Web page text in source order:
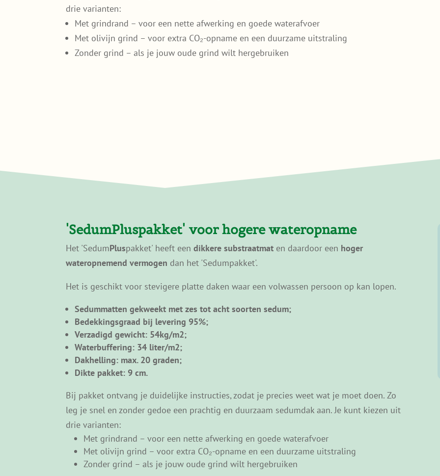
drie varianten:
Met grindrand – voor een nette afwerking en goede waterafvoer
Met olivijn grind – voor extra CO₂-opname en een duurzame uitstraling
Zonder grind – als je jouw oude grind wilt hergebruiken
'SedumPluspakket' voor hogere wateropname
wateropnemend vermogendan het 'Sedumpakket'.
Het is geschikt voor stevigere platte daken waar een volwassen persoon op kan lopen.
Sedummatten gekweekt met zes tot acht soorten sedum;
Bedekkingsgraad bij levering 95%;
Verzadigd gewicht: 54kg/m2;
Waterbuffering: 34 liter/m2;
Dakhelling: max. 20 graden;
Dikte pakket: 9 cm.
Bij pakket ontvang je duidelijke instructies, zodat je precies weet wat je moet doen. Zo
leg je snel en zonder gedoe een prachtig en duurzaam sedumdak aan. Je kunt kiezen uit
drie varianten:
Met grindrand – voor een nette afwerking en goede waterafvoer